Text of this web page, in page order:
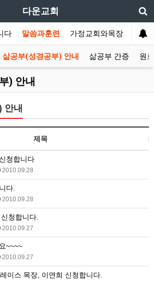
다운교회
다 말씀과훈련 가정교회와목장 선교
삶공부(성경공부) 안내 삶공부 간증 원
) 안내
안내
제목
청합니다
2010.09.28
다.
2010.09.28
청합니다.
2010.09.27
~~~~
2010.09.27
이스 목장, 이연희 신청합니다.